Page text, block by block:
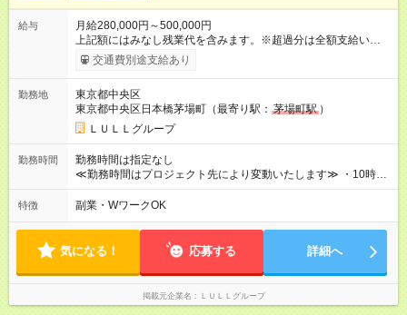
給与
月給280,000円～500,000円
上記額にはみなし残業代を含みます。※超過分は全額支給いたし
ます。 みなし残業代 15,715円／月 みなし残業時間 7.5時間／月
※経験・能力をお持ちの方は、スキルに応じて優遇いたします。
と給与に、本採用時と異なる部分があります。 雇用形態：中途
採用（契約社員） 給与：本採用時と同じです。 昇給年1回（研
修終了後） 賞与年2回（2月・8月）＋業績賞与あり ◤スキルア
ップも、収入アップも。◢ 入社後の成長や頑張りは、しっかり
給与で還元しています。 実際にほぼ全員が入社1年以内に昇給を
実現。 なかには転職後に年収250万円以上アップした社員も。
だけ、収入アップも目指せる環境です！
交通費別途支給あり
勤務地
東京都中央区
東京都中央区日本橋茅場町（最寄り駅： 茅場町駅 ）
ＬＵＬＬグループ
勤務時間
勤務時間は指定なし
≪勤務時間はプロジェクト先により変動いたします≫ ・10時00
分～19時00分（休憩1時間） ・9時00分～18時00分（休憩1時
間） ＼平日夜も、ちゃんと「自分時間」がつくれます／ 残業は
やサウナなど、 趣味の時間を楽しむ社員も多くいます◎
特徴 副業・WワークOK
気になる！ 応募する 詳細へ
掲載元企業名 ＬＵＬＬグループ